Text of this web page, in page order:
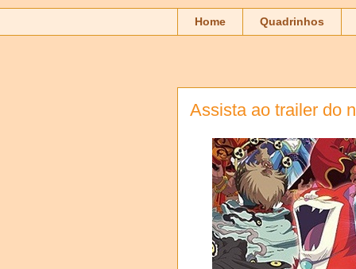
Home Quadrinhos
Assista ao trailer do